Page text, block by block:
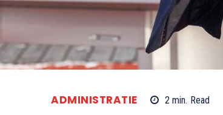
ADMINISTRATIE 2 min. Read